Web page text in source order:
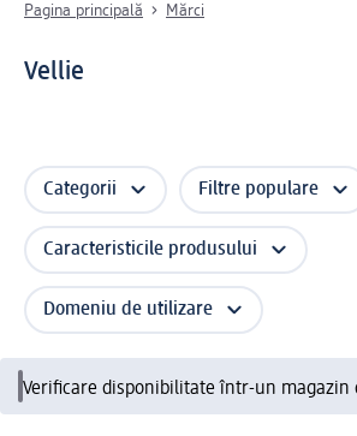
Pagina principală Mărci
Vellie
Categorii Filtre populare
Caracteristicile produsului
Domeniu de utilizare
Verificare disponibilitate într-un magazin